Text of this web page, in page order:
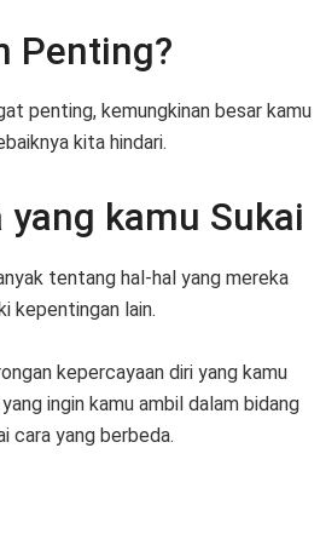
Penting?
penting, kemungkinan besar kamu
kita hindari.
kamu Sukai
tentang hal-hal yang mereka
kepentingan lain.
kepercayaan diri yang kamu
ingin kamu ambil dalam bidang
cara yang berbeda.